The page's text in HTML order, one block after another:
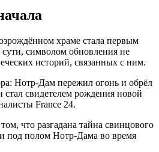
храме стала первым
символом обновления не
историй, связанных с ним.
Нотр-Дам пережил огонь и обрёл
свидетелем рождения новой
France 24.
что разгадана тайна свинцового
под полом Нотр-Дама во время